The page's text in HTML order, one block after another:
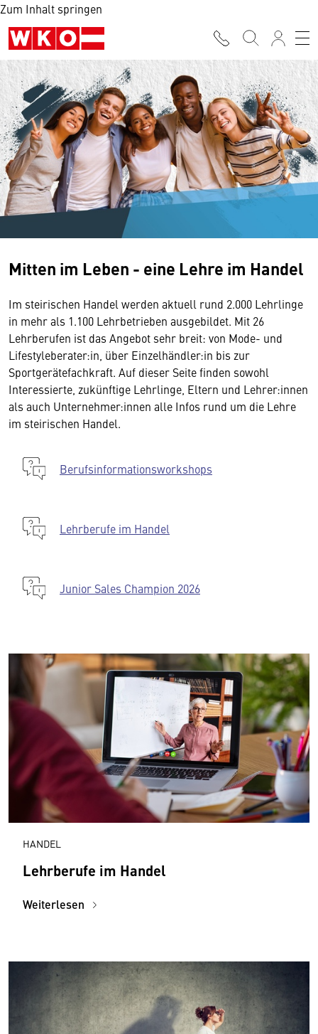
Zum Inhalt springen
Mitten im Leben - eine Lehre im Handel
Im steirischen Handel werden aktuell rund 2.000 Lehrlinge
in mehr als 1.100 Lehrbetrieben ausgebildet. Mit 26
Lehrberufen ist das Angebot sehr breit: von Mode- und
Lifestyleberater:in, über Einzelhändler:in bis zur
Sportgerätefachkraft. Auf dieser Seite finden sowohl
Interessierte, zukünftige Lehrlinge, Eltern und Lehrer:innen
als auch Unternehmer:innen alle Infos rund um die Lehre
im steirischen Handel.
Berufsinformationsworkshops
Lehrberufe im Handel
Junior Sales Champion 2026
HANDEL
Lehrberufe im Handel
Weiterlesen